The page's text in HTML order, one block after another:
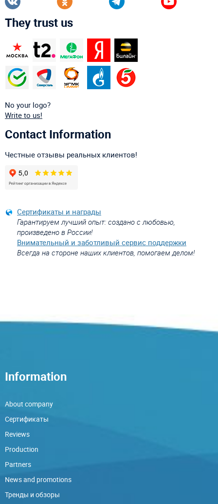
They trust us
No your logo?
Write to us!
Contact Information
Честные отзывы реальных клиентов!
Сертификаты и награды
Гарантируем лучший опыт: создано с любовью,
произведено в России!
Внимательный и заботливый сервис поддержки
Всегда на стороне наших клиентов, помогаем делом!
Information
About company
Сертификаты
Reviews
Production
Partners
News and promotions
Тренды и обзоры